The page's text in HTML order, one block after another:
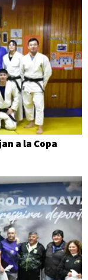
a la Copa